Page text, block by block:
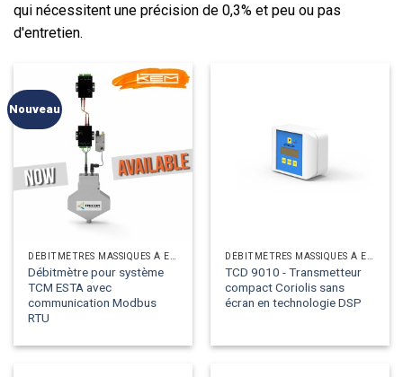
qui nécessitent une précision de 0,3% et peu ou pas
d'entretien.
Nouveau
Débitmètre pour système
TCM ESTA avec
communication Modbus
RTU
TCD 9010 - Transmetteur
compact Coriolis sans
écran en technologie DSP